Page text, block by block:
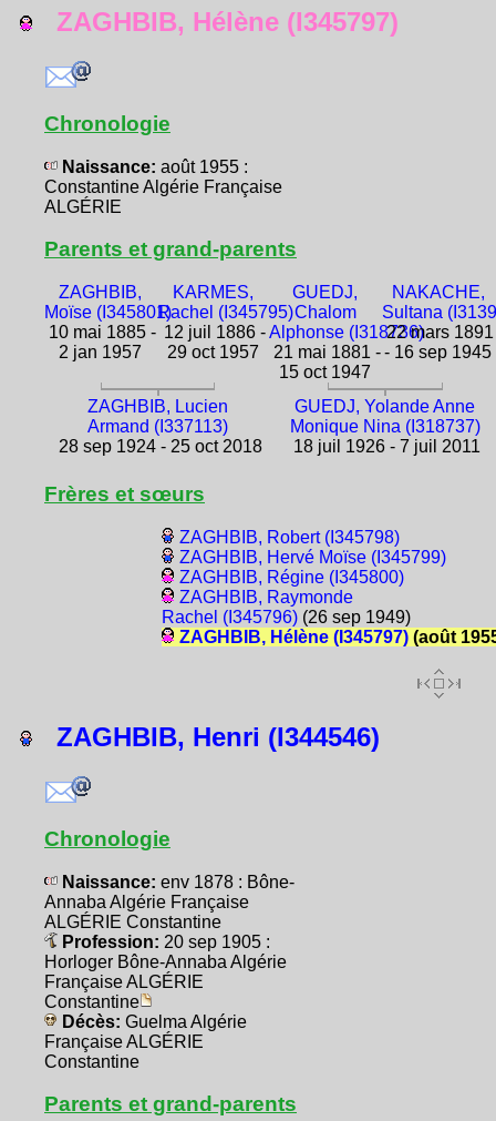
ZAGHBIB, Hélène (I345797)
Chronologie
Naissance: août 1955 :
Constantine Algérie Française
ALGÉRIE
Parents et grand-parents
ZAGHBIB,
Moïse (I345801)
10 mai 1885 -
2 jan 1957
KARMES,
Rachel (I345795)
12 juil 1886 -
29 oct 1957
GUEDJ,
Chalom
Alphonse (I318736)
21 mai 1881 -
15 oct 1947
NAKACHE,
Sultana
22 mars 1891
- 16 sep 1945
ZAGHBIB, Lucien
Armand (I337113)
28 sep 1924 - 25 oct 2018
GUEDJ, Yolande Anne
Monique Nina (I318737)
18 juil 1926 - 7 juil 2011
Frères et sœurs
ZAGHBIB, Robert (I345798)
ZAGHBIB, Hervé Moïse (I345799)
ZAGHBIB, Régine (I345800)
ZAGHBIB, Raymonde
Rachel (I345796)(26 sep 1949)
ZAGHBIB, Hélène (I345797)(août
ZAGHBIB, Henri (I344546)
Chronologie
Naissance: env 1878 : Bône-
Annaba Algérie Française
ALGÉRIE Constantine
Profession: 20 sep 1905 :
Horloger Bône-Annaba Algérie
Française ALGÉRIE
Constantine
Décès: Guelma Algérie
Française ALGÉRIE
Constantine
Parents et grand-parents